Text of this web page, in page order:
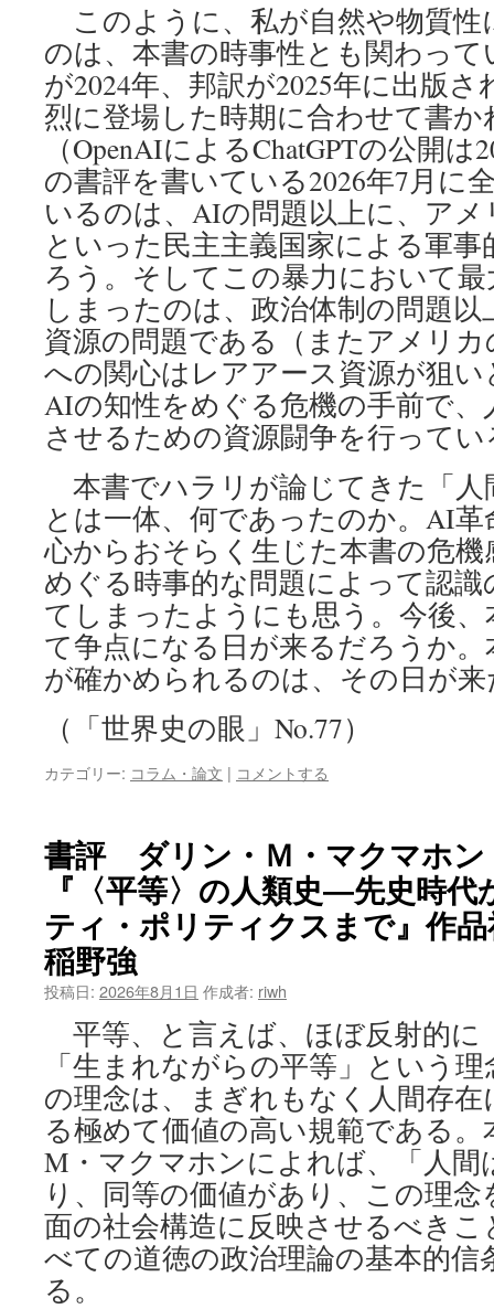
このように、私が自然や物質性
のは、本書の時事性とも関わっ
が2024年、邦訳が2025年に出版
烈に登場した時期に合わせて書
（OpenAIによるChatGPTの公開
の書評を書いている2026年7月に
いるのは、AIの問題以上に、ア
といった民主主義国家による軍
ろう。そしてこの暴力において
しまったのは、政治体制の問題
資源の問題である（またアメリ
への関心はレアアース資源が狙
AIの知性をめぐる危機の手前で
させるための資源闘争を行ってい
本書でハラリが論じてきた「人
とは一体、何であったのか。AI
心からおそらく生じた本書の危
めぐる時事的な問題によって認
てしまったようにも思う。今後
て争点になる日が来るだろうか
が確かめられるのは、その日が
（「世界史の眼」No.77）
カテゴリー: コラム・論文 | コメントする
書評 ダリン・Ｍ・マクマホン
『〈平等〉の人類史―先史時
ティ・ポリティクスまで』作
稲野強
投稿日: 2026年8月1日 作成者: riwh
平等、と言えば、ほぼ反射的に
「生まれながらの平等」という
の理念は、まぎれもなく人間存
る極めて価値の高い規範である
M・マクマホンによれば、「人間
り、同等の価値があり、この理
面の社会構造に反映させるべき
べての道徳の政治理論の基本的
る。